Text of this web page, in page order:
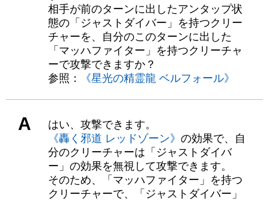
相手が前のターンに出したアンタップ状
態の「ジャストダイバー」を持つクリー
チャーを、自分のこのターンに出した
「マッハファイター」を持つクリーチャ
ーで攻撃できますか？
参照：
《星光の精霊龍 ベルフォール》
A
はい、攻撃できます。
《轟く邪道 レッドゾーン》 の効果で、自
分のクリーチャーは「ジャストダイバ
ー」の効果を無視して攻撃できます。
そのため、「マッハファイター」を持つ
クリーチャーで、「ジャストダイバー」